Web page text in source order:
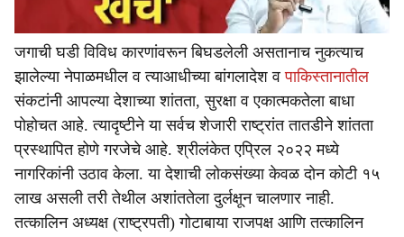
जगाची घडी विविध कारणांवरून बिघडलेली असतानाच नुकत्याच
झालेल्या नेपाळमधील व त्याआधीच्या बांगलादेश व पाकिस्तानातील
संकटांनी आपल्या देशाच्या शांतता, सुरक्षा व एकात्मकतेला बाधा
पोहोचत आहे. त्यादृष्टीने या सर्वच शेजारी राष्ट्रांत तातडीने शांतता
प्रस्थापित होणे गरजेचे आहे. श्रीलंकेत एप्रिल २०२२ मध्ये
नागरिकांनी उठाव केला. या देशाची लोकसंख्या केवळ दोन कोटी १५
लाख असली तरी तेथील अशांततेला दुर्लक्षून चालणार नाही.
तत्कालिन अध्यक्ष (राष्ट्रपती) गोटाबाया राजपक्ष आणि तत्कालिन